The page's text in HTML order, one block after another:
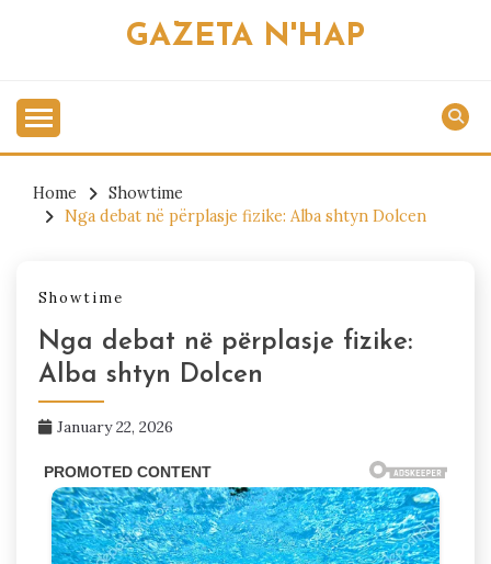
GAZETA N'HAP
Home
Showtime
Nga debat në përplasje fizike: Alba shtyn Dolcen
Showtime
Nga debat në përplasje fizike:
Alba shtyn Dolcen
January 22, 2026